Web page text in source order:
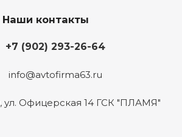
Наши контакты
+7 (902) 293-26-64
info@avtofirma63.ru
, ул. Офицерская 14 ГСК "ПЛАМЯ"